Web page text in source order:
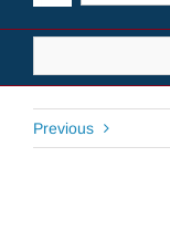
Previous